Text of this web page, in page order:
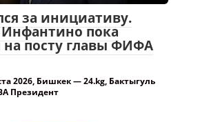
за инициативу.
пока
на посту главы ФИФА
2026, Бишкек — 24.kg, Бактыгуль
Президент